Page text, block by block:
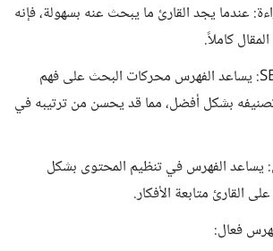
عندما يجد القارئ ما يبحث عنه بسهولة، فإنه
كاملاً.
رفع مستوى SEO: يساعد الفهرس محركات البحث على فهم
بشكل أفضل، مما قد يحسن من ترتيبه في
يساعد الفهرس في تنظيم المحتوى بشكل
القارئ متابعة الأفكار.
فعال: